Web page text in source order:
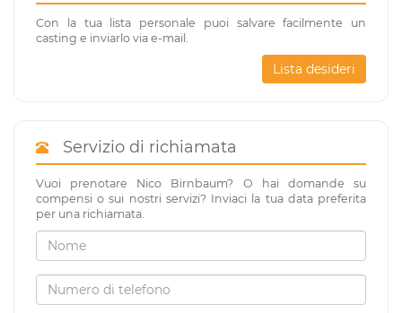
Con la tua lista personale puoi salvare facilmente un
casting e inviarlo via e-mail.
Lista desideri
Servizio di richiamata
Vuoi prenotare Nico Birnbaum? O hai domande su
compensi o sui nostri servizi? Inviaci la tua data preferita
per una richiamata.